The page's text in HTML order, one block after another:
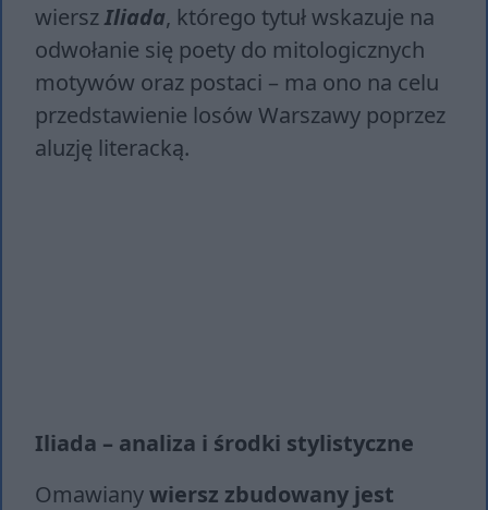
wierszIliada, którego tytuł wskazuje na
odwołanie się poety do mitologicznych
motywów oraz postaci – ma ono na celu
przedstawienie losów Warszawy poprzez
aluzję literacką.
Iliada – analiza i środki stylistyczne
Omawianywiersz zbudowany jest